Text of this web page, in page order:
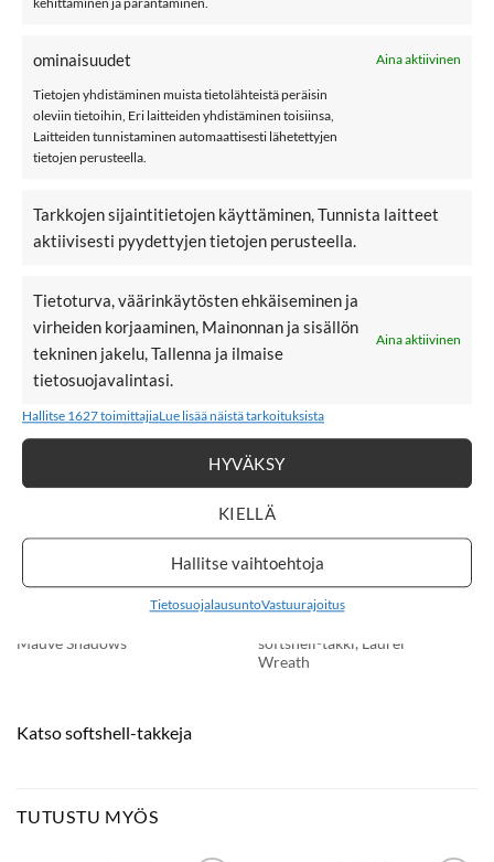
ominaisuudet Aina aktiivinen
Tietojen yhdistäminen muista tietolähteistä peräisin
oleviin tietoihin, Eri laitteiden yhdistäminen toisiinsa,
Laitteiden tunnistaminen automaattisesti lähetettyjen
tietojen perusteella.
Tarkkojen sijaintitietojen käyttäminen, Tunnista laitteet
aktiivisesti pyydettyjen tietojen perusteella.
Tietoturva, väärinkäytösten ehkäiseminen ja
virheiden korjaaminen, Mainonnan ja sisällön
tekninen jakelu, Tallenna ja ilmaise
tietosuojavalintasi.
Aina aktiivinen
Hallitse 1627 toimittajiaLue lisää näistä tarkoituksista
HYVÄKSY
KIELLÄ
Hallitse vaihtoehtoja
TietosuojalausuntoVastuurajoitus
Ominaisuudet:
Materiaali: 100% polyesteriä
Väri: Peyote
name it
Katso lisää välikausitakkeja
LISÄÄ
SUOSIKKEIHIN
NAME IT NMFALFA08
Mauve Shadows
46,99€
SUOSIKKEIHIN
NAME IT
softshell-takki, Laurel
Wreath
Katso softshell-takkeja
TUTUSTU MYÖS